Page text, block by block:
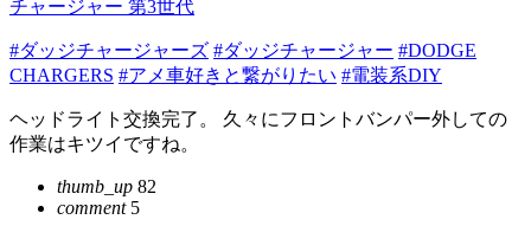
チャージャー 第3世代
#ダッジチャージャーズ #ダッジチャージャー #DODGE
CHARGERS #アメ車好きと繋がりたい #電装系DIY
ヘッドライト交換完了。 久々にフロントバンパー外しての
作業はキツイですね。
thumb_up 82
comment5